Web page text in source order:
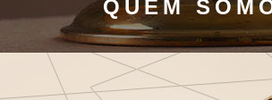
QUEM